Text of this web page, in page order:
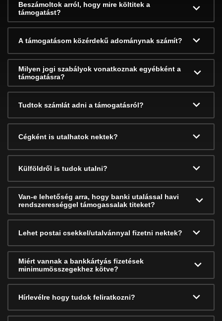
Beszámoltok arról, hogy mire költitek a
támogatást?
A támogatásom közérdekű adománynak számít?
Milyen jogi szabályok vonatkoznak egyébként a
támogatásra?
Tudtok számlát adni a támogatásról?
Cégként is utalhatok nektek?
Külföldről is tudok utalni?
Van-e lehetőség arra, hogy banki utalással havi
rendszerességgel támogassalak titeket?
Lehet postai csekkel/utalvánnyal fizetni nektek?
Miért vannak a bankkártyás fizetések
minimumösszegekhez kötve?
Hírlevélre hogy tudok feliratkozni?